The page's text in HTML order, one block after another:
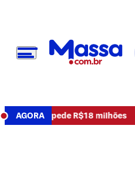
AGORA
e pede R$18 milhões •